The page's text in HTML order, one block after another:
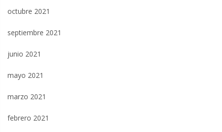
octubre 2021
septiembre 2021
junio 2021
mayo 2021
marzo 2021
febrero 2021